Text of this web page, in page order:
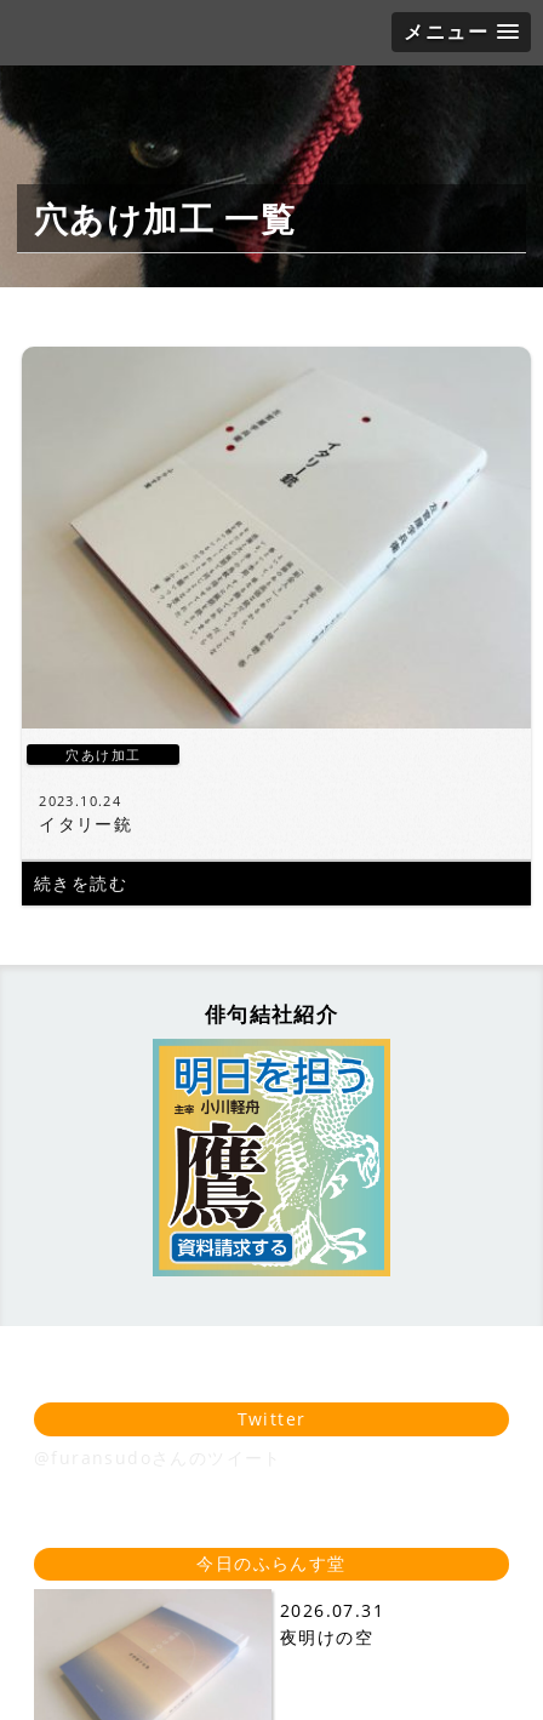
メニュー
穴あけ加工 一覧
穴あけ加工
2023.10.24
イタリー銃
続きを読む
俳句結社紹介
Twitter
今日のふらんす堂
2026.07.31
夜明けの空